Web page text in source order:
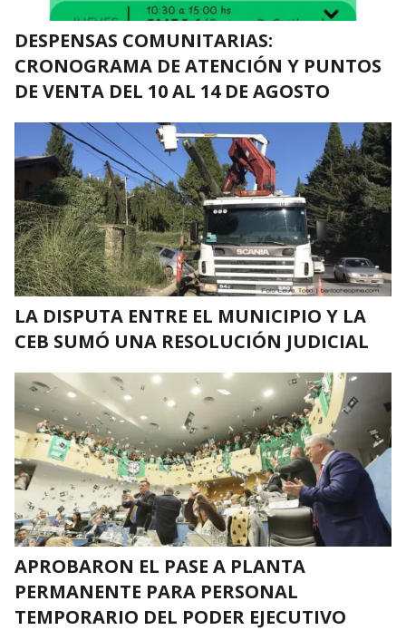
DESPENSAS COMUNITARIAS:
CRONOGRAMA DE ATENCIÓN Y PUNTOS
DE VENTA DEL 10 AL 14 DE AGOSTO
LA DISPUTA ENTRE EL MUNICIPIO Y LA
CEB SUMÓ UNA RESOLUCIÓN JUDICIAL
APROBARON EL PASE A PLANTA
PERMANENTE PARA PERSONAL
TEMPORARIO DEL PODER EJECUTIVO